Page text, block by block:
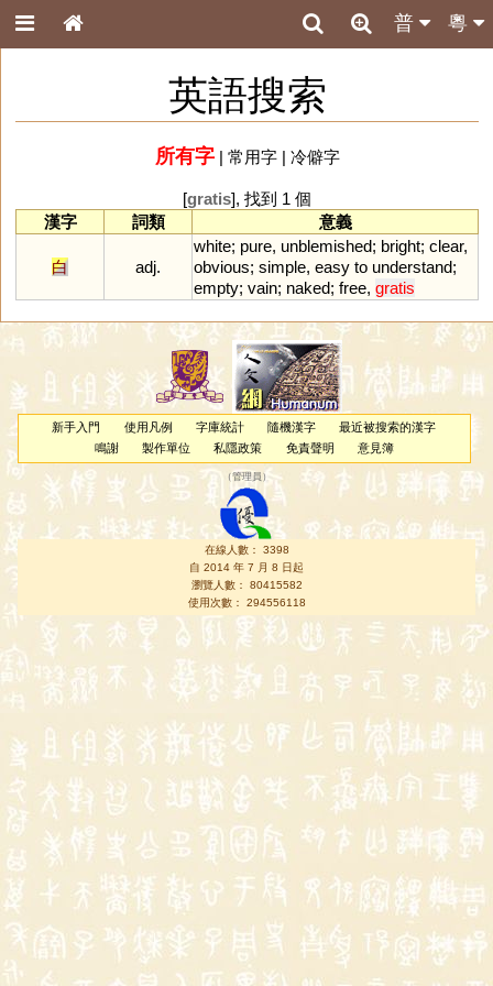
粵
普
英語搜索
所有字| 常用字| 冷僻字
[gratis], 找到 1 個
漢字
詞類 意義
白 adj.
white; pure, unblemished; bright; clear,
obvious; simple, easy to understand;
empty; vain; naked; free, gratis
新手入門 使用凡例 字庫統計 隨機漢字
最近被搜索的漢字
鳴謝
製作單位 私隱政策 免責聲明 意見簿
（管理員 ）
在線人數： 3398
自 2014 年 7 月 8 日起
瀏覽人數： 80415582
使用次數： 294556118